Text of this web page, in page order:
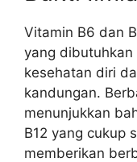
Vitamin B6 dan
yang dibutuhkan
kesehatan diri
kandungan.
menunjukkan
B12 yang cukup
memberikan